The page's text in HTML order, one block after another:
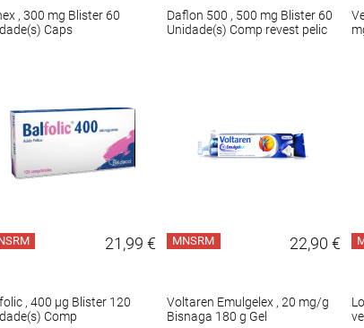
, 300 mg Blister 60
Caps
Daflon 500 , 500 mg Blister 60
Unidade(s) Comp revest pelic
21,99 €
, 400 µg Blister 120
Comp
MNSRM 22,90 €
Voltaren Emulgelex , 20 mg/g
Bisnaga 180 g Gel